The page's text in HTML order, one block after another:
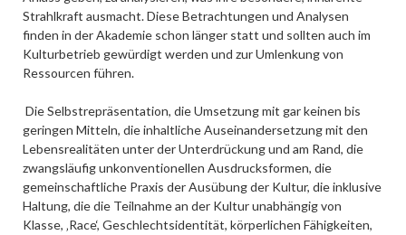
Strahlkraft ausmacht. Diese Betrachtungen und Analysen
finden in der Akademie schon länger statt und sollten auch im
Kulturbetrieb gewürdigt werden und zur Umlenkung von
Ressourcen führen.
Die Selbstrepräsentation, die Umsetzung mit gar keinen bis
geringen Mitteln, die inhaltliche Auseinandersetzung mit den
Lebensrealitäten unter der Unterdrückung und am Rand, die
zwangsläufig unkonventionellen Ausdrucksformen, die
gemeinschaftliche Praxis der Ausübung der Kultur, die inklusive
Haltung, die die Teilnahme an der Kultur unabhängig von
Klasse, ‚Race‘, Geschlechtsidentität, körperlichen Fähigkeiten,